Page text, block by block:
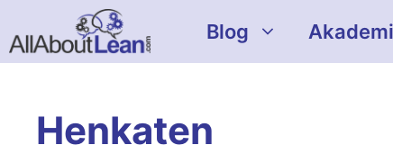
Inhalt
springen
Blog
Henkaten